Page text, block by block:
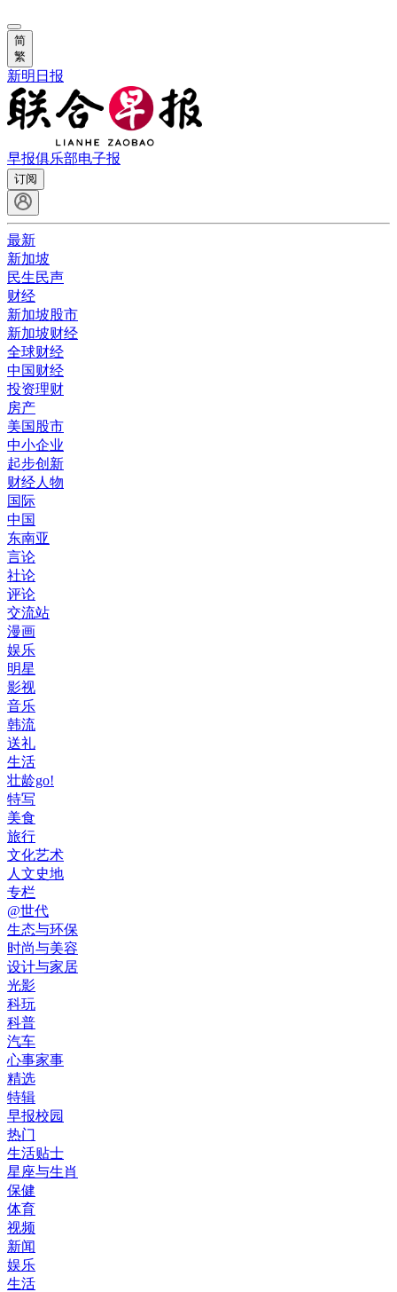
简
繁
新明日报
早报俱乐部电子报
订阅
最新
新加坡
民生民声
财经
新加坡股市
新加坡财经
全球财经
中国财经
投资理财
房产
美国股市
中小企业
起步创新
财经人物
国际
中国
东南亚
言论
社论
评论
交流站
漫画
娱乐
明星
影视
音乐
韩流
送礼
生活
壮龄go!
特写
美食
旅行
文化艺术
人文史地
专栏
@世代
生态与环保
时尚与美容
设计与家居
光影
科玩
科普
汽车
心事家事
精选
特辑
早报校园
热门
生活贴士
星座与生肖
保健
体育
视频
新闻
娱乐
生活